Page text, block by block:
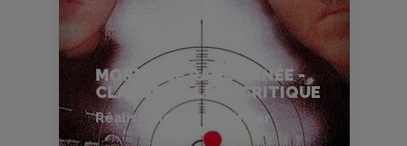
MORTELLE RANDONNÉE -
CLAUDE MILLER - CRITIQUE
Réalisateur : Claude Miller